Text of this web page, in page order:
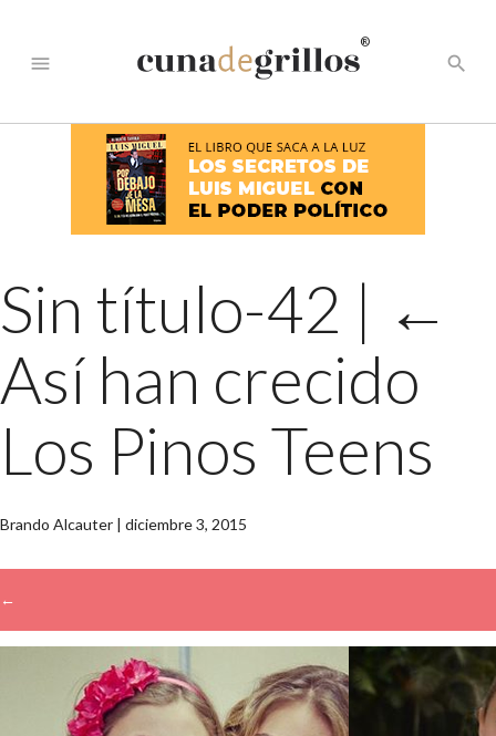
menu
®
search
Sin título-42 | ←
Así han crecido
Los Pinos Teens
Brando Alcauter | diciembre 3, 2015
←